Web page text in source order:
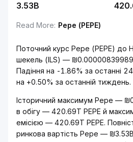
3.53B
Read More: Pepe (PEPE)
Поточний курс Pepe (PEPE) до
шекель (ILS) —
Падіння на -1.86% за останні
на +0.50% за останній тиждень.
Історичний максимум Pepe —
в обігу — 420.69T PEPE й
емісією — 420.69T PEPE.
ринкова вартість Pepe —